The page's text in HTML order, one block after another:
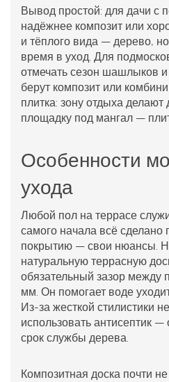
Вывод простой: для дачи с
надёжнее композит или
и тёплого вида — дерево,
время в уход. Для
отмечать сезон шашлыков
берут композит или
плитка: зону отдыха
площадку под мангал —
Особенности
ухода
Любой пол на террасе
самого начала всё сделано
покрытию — свои нюансы.
натуральную террасную
обязательный зазор между
мм. Он помогает воде
Из-за жесткой стилистики
использовать антисептик
срок службы дерева.
Композитная доска почти